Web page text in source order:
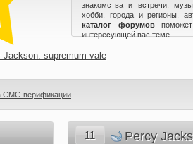
знакомства и встречи,
хобби, города и регионы,
каталог форумов
интересующей вас теме.
Jackson: supremum vale
СМС-верификации
11 Percy